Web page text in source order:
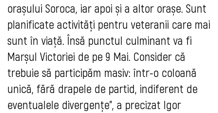
orașului Soroca, iar apoi și a altor orașe. Sunt
planificate activități pentru veteranii care mai
sunt în viață. Însă punctul culminant va fi
Marșul Victoriei de pe 9 Mai. Consider că
trebuie să participăm masiv: într-o coloană
unică, fără drapele de partid, indiferent de
eventualele divergențe”, a precizat Igor